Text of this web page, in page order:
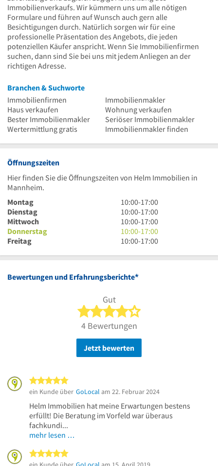
Immobilienverkaufs. Wir kümmern uns um alle nötigen
Formulare und führen auf Wunsch auch gern alle
Besichtigungen durch. Natürlich sorgen wir für eine
professionelle Präsentation des Angebots, die jeden
potenziellen Käufer anspricht. Wenn Sie Immobilienfirmen
suchen, dann sind Sie bei uns mit jedem Anliegen an der
richtigen Adresse.
Branchen & Suchworte
Immobilienfirmen
Immobilienmakler
Haus verkaufen
Wohnung verkaufen
Bester Immobilienmakler
Seriöser Immobilienmakler
Wertermittlung gratis
Immobilienmakler finden
Öffnungszeiten
Hier finden Sie die Öffnungszeiten von Helm Immobilien in
Mannheim.
Montag
10
Uhr
bis
17
Uhr
10:00-17:00
Dienstag
10
Uhr
bis
17
10:00-17:00
Mittwoch
10
Uhr
bis
Uhr
10:00-17:00
Donnerstag
10
Uhr
17
10:00-17:00
Freitag
10
bis
Uhr
10:00-17:00
Bewertungen und Erfahrungsberichte*
Gut
4 von 5 Sternen
4 Bewertungen
Jetzt bewerten
ein Kunde über GoLocal am 22. Februar 2024
Helm Immobilien hat meine Erwartungen bestens
erfüllt! Die Beratung im Vorfeld war überaus
fachkundi...
mehr lesen …